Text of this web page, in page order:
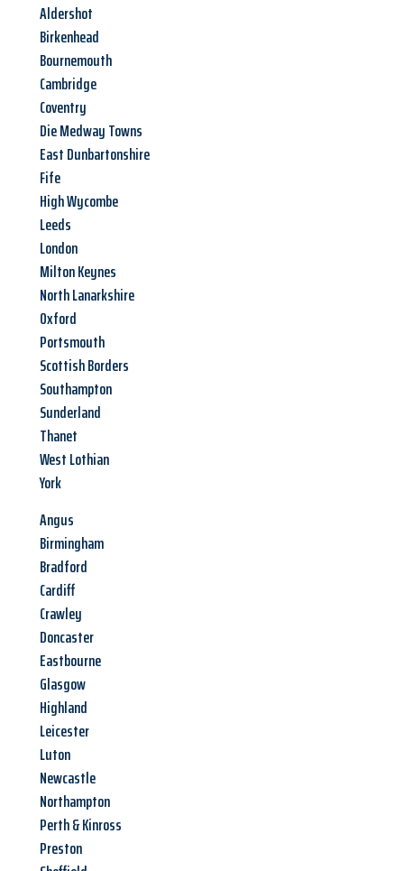
Aldershot
Birkenhead
Bournemouth
Cambridge
Coventry
Die Medway Towns
East Dunbartonshire
Fife
High Wycombe
Leeds
London
Milton Keynes
North Lanarkshire
Oxford
Portsmouth
Scottish Borders
Southampton
Sunderland
Thanet
West Lothian
York
Angus
Birmingham
Bradford
Cardiff
Crawley
Doncaster
Eastbourne
Glasgow
Highland
Leicester
Luton
Newcastle
Northampton
Perth & Kinross
Preston